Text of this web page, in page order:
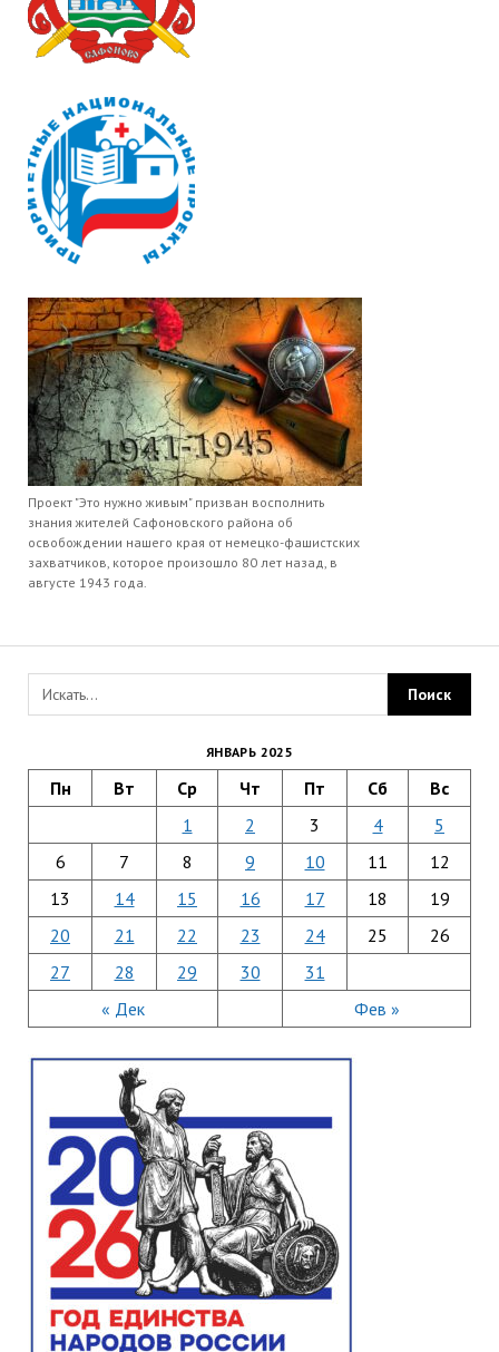
Проект "Это нужно живым" призван восполнить
знания жителей Сафоновского района об
освобождении нашего края от немецко-фашистских
захватчиков, которое произошло 80 лет назад, в
августе 1943 года.
ЯНВАРЬ 2025
Пн Вт Ср Чт Пт Сб Вс
« Дек Фев »
1 2 3 4
5
6
7 8 9 10 11
12
13
14 15 16 17 18
19
20
21 22 23 24 25
26
27
28 29 30 31